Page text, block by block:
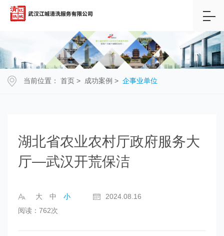
当前位置： 首页 > 成功案例 > 企事业单位
湖北省农业农村厅政府服务大
厅—武汉开荒保洁
大 中 小
2024.08.16
阅读：762次